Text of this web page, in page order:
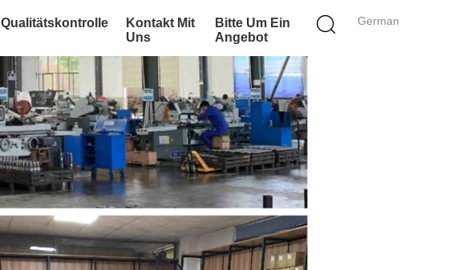
German
Qualitätskontrolle
Kontakt Mit
Uns
Bitte Um Ein
Angebot